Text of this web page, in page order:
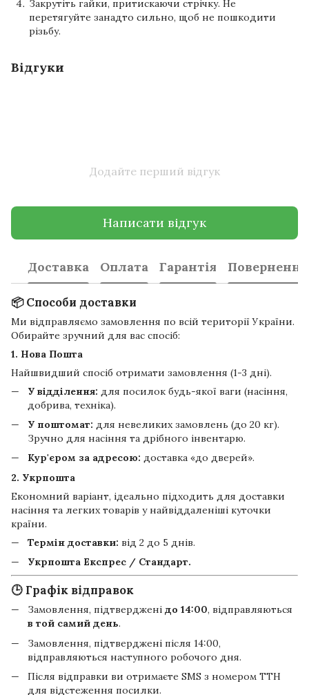
Закрутіть гайки, притискаючи стрічку. Не
перетягуйте занадто сильно, щоб не пошкодити
різьбу.
Відгуки
Додайте перший відгук
Написати відгук
Доставка Оплата Гарантія Повернення
📦 Способи доставки
Ми відправляємо замовлення по всій території України.
Обирайте зручний для вас спосіб:
1. Нова Пошта
Найшвидший спосіб отримати замовлення (1-3 дні).
У відділення: для посилок будь-якої ваги (насіння,
добрива, техніка).
У поштомат: для невеликих замовлень (до 20 кг).
Зручно для насіння та дрібного інвентарю.
Кур'єром за адресою: доставка «до дверей».
2. Укрпошта
Економний варіант, ідеально підходить для доставки
насіння та легких товарів у найвіддаленіші куточки
країни.
Термін доставки: від 2 до 5 днів.
Укрпошта Експрес / Стандарт.
🕒 Графік відправок
Замовлення, підтверджені до 14:00, відправляються
в той самий день.
Замовлення, підтверджені після 14:00,
відправляються наступного робочого дня.
Після відправки ви отримаєте SMS з номером ТТН
для відстеження посилки.